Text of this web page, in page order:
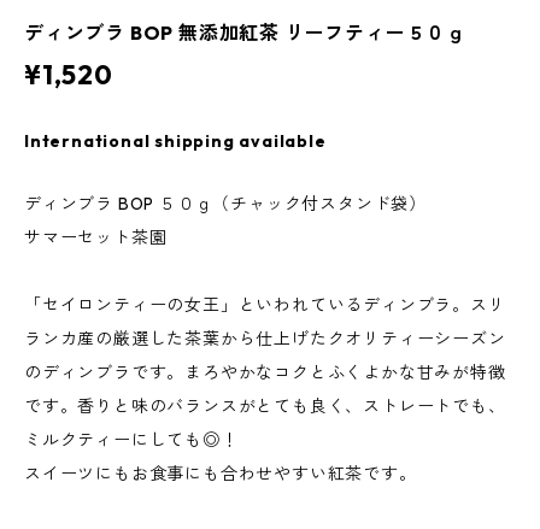
ディンブラ BOP 無添加紅茶 リーフティー５０ｇ
¥1,520
International shipping available
ディンブラ BOP ５０ｇ（チャック付スタンド袋）
サマーセット茶園
「セイロンティーの女王」といわれているディンブラ。スリ
ランカ産の厳選した茶葉から仕上げたクオリティーシーズン
のディンブラです。まろやかなコクとふくよかな甘みが特徴
です。香りと味のバランスがとても良く、ストレートでも、
ミルクティーにしても◎！
スイーツにもお食事にも合わせやすい紅茶です。